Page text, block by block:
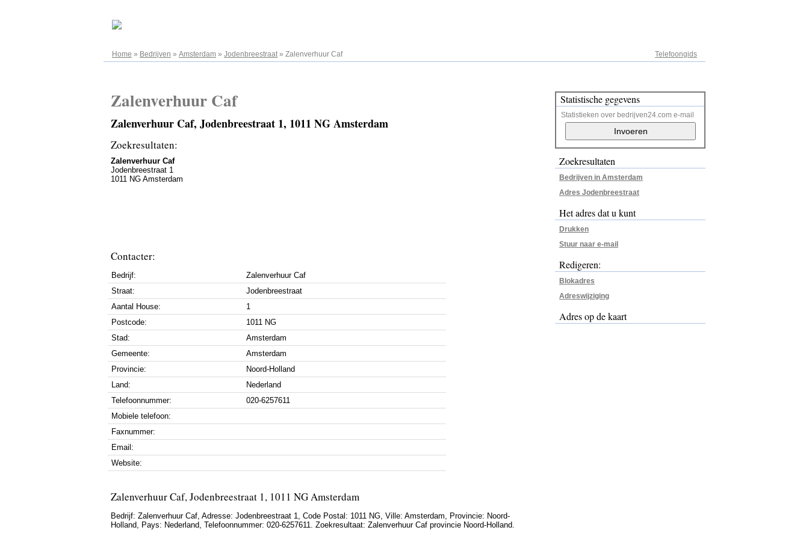
Telefoongids
Home » Bedrijven » Amsterdam » Jodenbreestraat» Zalenverhuur Caf
Zalenverhuur Caf
Zalenverhuur Caf, Jodenbreestraat 1, 1011 NG Amsterdam
Zoekresultaten:
Zalenverhuur Caf
Jodenbreestraat 1
1011 NG Amsterdam
Contacter:
Bedrijf:
Zalenverhuur Caf
Straat:
Jodenbreestraat
Aantal House:
1
Postcode:
1011 NG
Stad:
Amsterdam
Gemeente:
Amsterdam
Provincie:
Noord-Holland
Land:
Nederland
Telefoonnummer:
020-6257611
Mobiele telefoon:
Faxnummer:
Email:
Website:
Zalenverhuur Caf, Jodenbreestraat 1, 1011 NG Amsterdam
Bedrijf: Zalenverhuur Caf, Adresse: Jodenbreestraat 1, Code Postal: 1011 NG, Ville: Amsterdam, Provincie: Noord-
Holland, Pays: Nederland, Telefoonnummer: 020-6257611. Zoekresultaat: Zalenverhuur Caf provincie Noord-Holland.
Statistische gegevens
Statistieken over bedrijven24.com e-mail
Zoekresultaten
Bedrijven in Amsterdam
Adres Jodenbreestraat
Het adres dat u kunt
Drukken
Stuur naar e-mail
Redigeren:
Blokadres
Adreswijziging
Adres op de kaart